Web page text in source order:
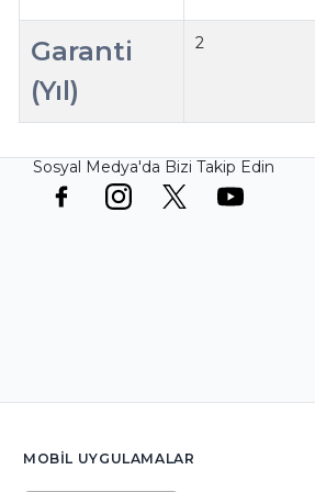
Garanti
(Yıl)
2
Sosyal Medya'da Bizi Takip Edin
MOBIL UYGULAMALAR